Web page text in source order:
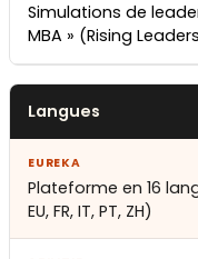
Simulations de
MBA » (Rising
Langues
Plateforme en 16
EU, FR, IT, PT, ZH)